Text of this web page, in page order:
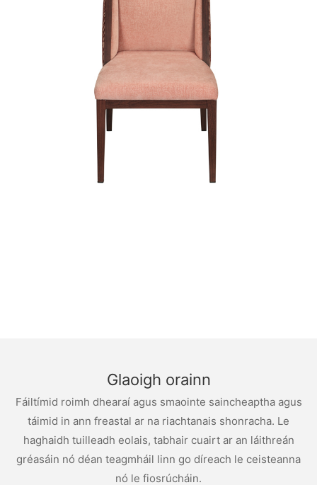
Glaoigh orainn
Fáiltímid roimh dhearaí agus smaointe saincheaptha agus
táimid in ann freastal ar na riachtanais shonracha. Le
haghaidh tuilleadh eolais, tabhair cuairt ar an láithreán
gréasáin nó déan teagmháil linn go díreach le ceisteanna
nó le fiosrúcháin.